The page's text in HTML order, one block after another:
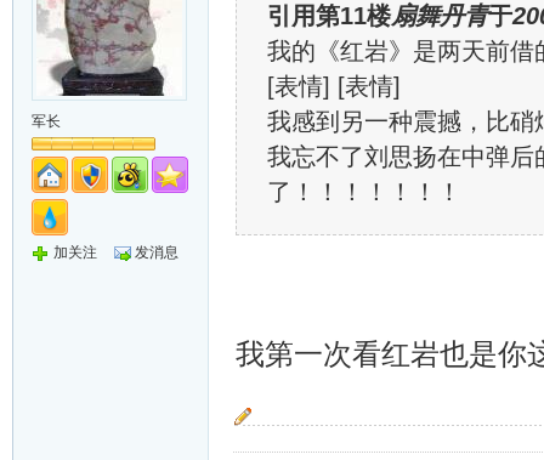
军长
加关注 发消息
引用第11楼扇舞丹青于
我的《红岩》是两天前
[表情] [表情]
我感到另一种震撼，比
我忘不了刘思扬在中弹
了！！！！！！！
我第一次看红岩也是你
~~追~~